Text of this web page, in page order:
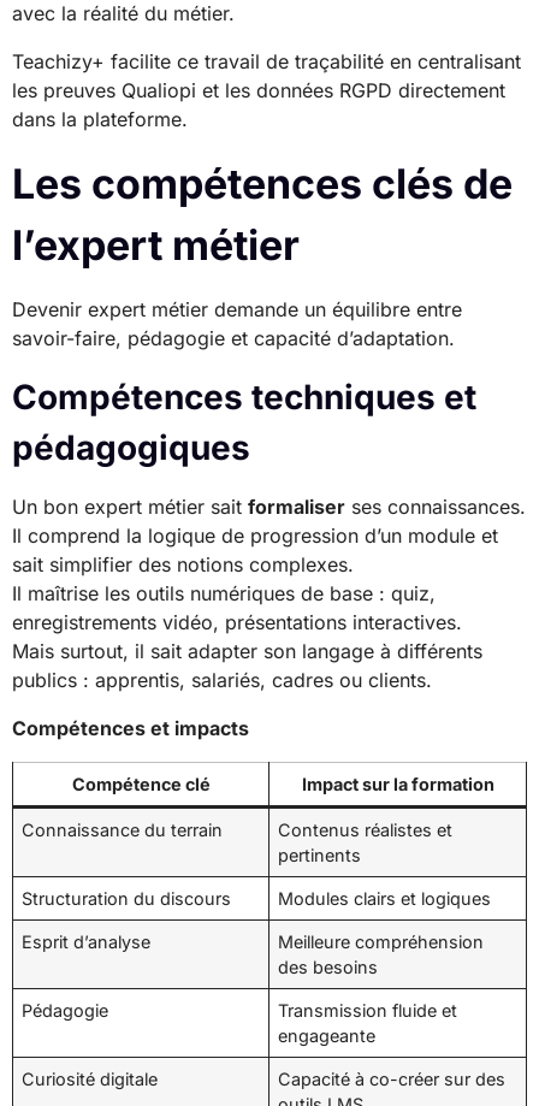
avec la réalité du métier.
Teachizy+ facilite ce travail de traçabilité en centralisant
les preuves Qualiopi et les données RGPD directement
dans la plateforme.
Les compétences clés de
l’expert métier
Devenir expert métier demande un équilibre entre
savoir-faire, pédagogie et capacité d’adaptation.
Compétences techniques et
pédagogiques
Un bon expert métier sait formaliser ses connaissances.
Il comprend la logique de progression d’un module et
sait simplifier des notions complexes.
Il maîtrise les outils numériques de base : quiz,
enregistrements vidéo, présentations interactives.
Mais surtout, il sait adapter son langage à différents
publics : apprentis, salariés, cadres ou clients.
Compétences et impacts
Compétence clé Impact sur la formation
Connaissance du terrain
Contenus réalistes et
pertinents
Structuration du discours Modules clairs et logiques
Esprit d’analyse
Meilleure compréhension
des besoins
Pédagogie
Transmission fluide et
engageante
Curiosité digitale
Capacité à co-créer sur des